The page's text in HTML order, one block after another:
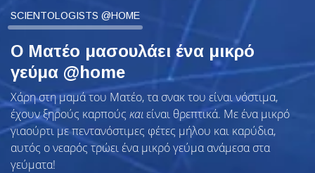
SCIENTOLOGISTS @HOME
Ο Ματέο μασουλάει ένα μικρό
γεύμα @home
Χάρη στη μαμά του Ματέο, τα σνακ του είναι νόστιμα,
έχουν ξηρούς καρπούς καιείναι θρεπτικά. Με ένα μικρό
γιαούρτι με πεντανόστιμες φέτες μήλου και καρύδια,
αυτός ο νεαρός τρώει ένα μικρό γεύμα ανάμεσα στα
γεύματα!